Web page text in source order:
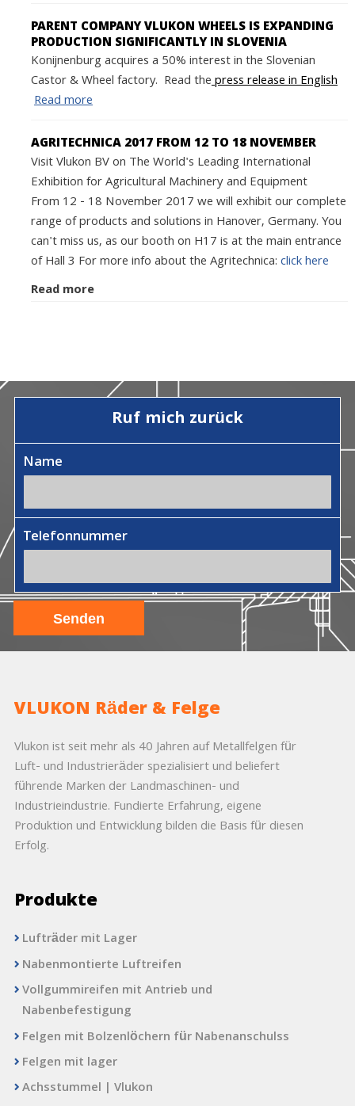
PARENT COMPANY VLUKON WHEELS IS EXPANDING
PRODUCTION SIGNIFICANTLY IN SLOVENIA
Konijnenburg acquires a 50% interest in the Slovenian
Castor & Wheel factory. Read thepress release in English
Read more
AGRITECHNICA 2017 FROM 12 TO 18 NOVEMBER
Visit Vlukon BV on The World's Leading International
Exhibition for Agricultural Machinery and Equipment
From 12 - 18 November 2017 we will exhibit our complete
range of products and solutions in Hanover, Germany. You
can't miss us, as our booth on H17 is at the main entrance
of Hall 3 For more info about the Agritechnica:click here
Read more
Ruf mich zurück
Name
Telefonnummer
VLUKON Räder & Felge
Vlukon ist seit mehr als 40 Jahren auf Metallfelgen für
Luft- und Industrieräder spezialisiert und beliefert
führende Marken der Landmaschinen- und
Industrieindustrie. Fundierte Erfahrung, eigene
Produktion und Entwicklung bilden die Basis für diesen
Erfolg.
Produkte
Lufträder mit Lager
Nabenmontierte Luftreifen
Vollgummireifen mit Antrieb und
Nabenbefestigung
Felgen mit Bolzenlöchern für Nabenanschulss
Felgen mit lager
Achsstummel | Vlukon